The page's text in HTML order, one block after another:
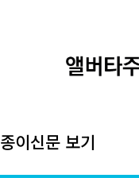
종이신문 보기